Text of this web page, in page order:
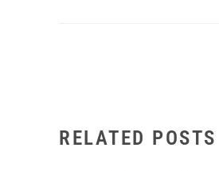
RELATED POSTS